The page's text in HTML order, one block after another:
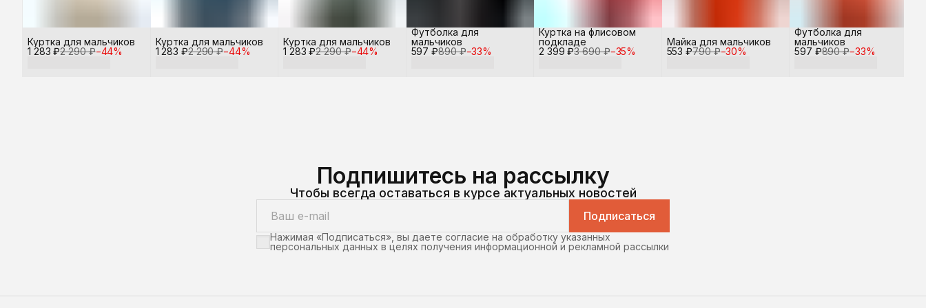
1 283 ₽2 290 ₽−44%
Куртка для мальчиков
1 283 ₽2 290 ₽−44%
Куртка для мальчиков
1 283 ₽2 290 ₽−44%
Куртка для мальчиков
597 ₽890 ₽−33%
Футболка для
мальчиков
2 399 ₽3 690 ₽−35%
Куртка на флисовом
подкладе
553 ₽790 ₽−30%
Майка для мальчиков
597 ₽890 ₽−33%
Футболка для
мальчиков
Подпишитесь на рассылку
Чтобы всегда оставаться в курсе актуальных новостей
Подписаться
Нажимая «Подписаться», вы даете согласие на обработку указанных
персональных данных в целях получения информационной и рекламной рассылки